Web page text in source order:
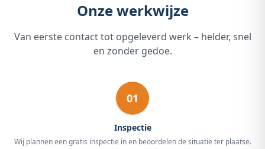
Onze werkwijze
Van eerste contact tot opgeleverd werk – helder, snel
en zonder gedoe.
01
Inspectie
Wij plannen een gratis inspectie in en beoordelen de situatie ter plaatse.